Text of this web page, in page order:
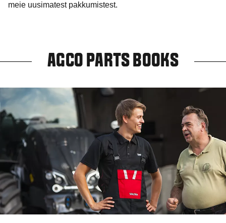
meie uusimatest pakkumistest.
AGCO PARTS BOOKS